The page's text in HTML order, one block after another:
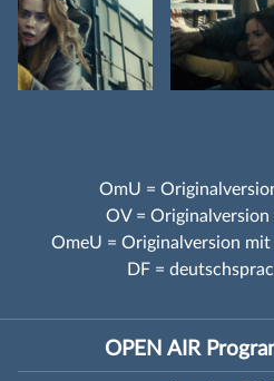
OmU =
OV =
OmeU = Originalversion
DF =
OPEN AIR